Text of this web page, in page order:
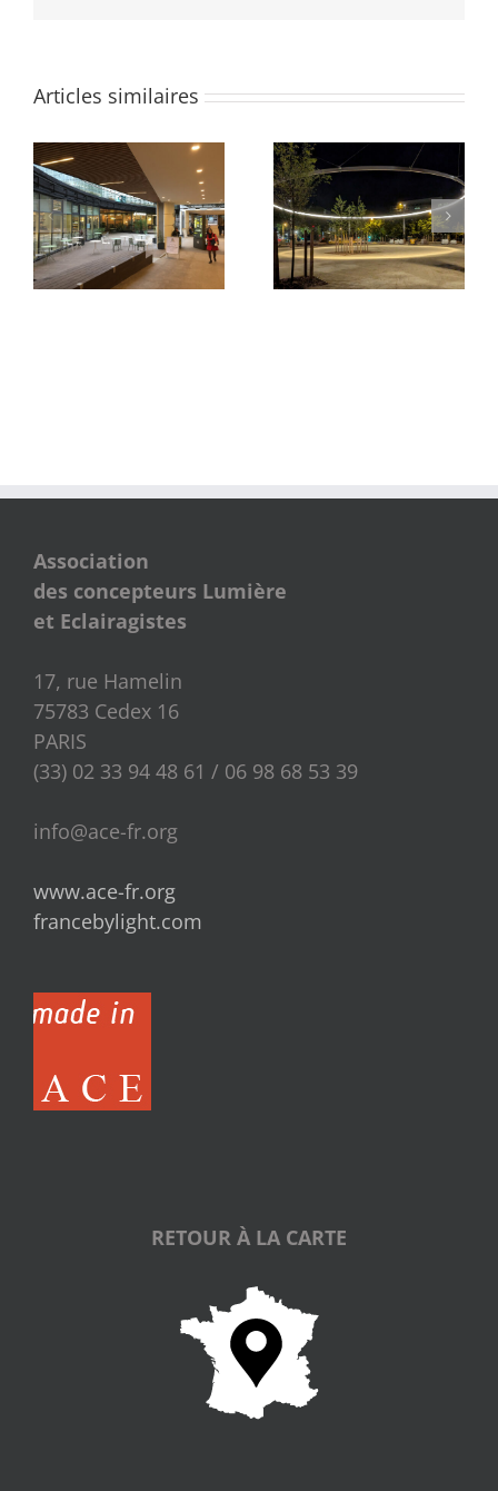
Articles similaires
Quartier des Groues
Parvis du Pont Neuf et
de La Samaritaine
Association
des concepteurs Lumière
et Eclairagistes
17, rue Hamelin
75783 Cedex 16
PARIS
(33) 02 33 94 48 61 / 06 98 68 53 39
info@ace-fr.org
www.ace-fr.org
francebylight.com
RETOUR À LA CARTE